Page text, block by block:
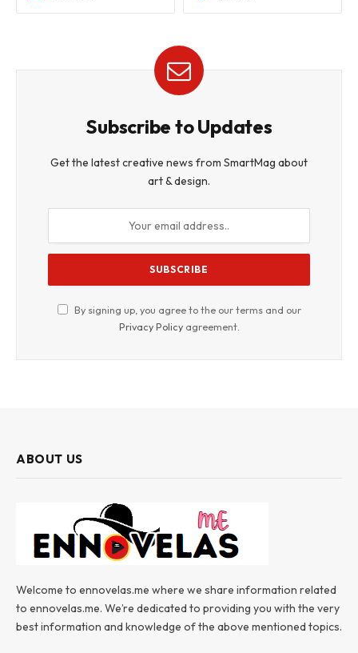
Subscribe to Updates
Get the latest creative news from SmartMag about
art & design.
By signing up, you agree to the our terms and our
Privacy Policyagreement.
ABOUT US
Welcome to ennovelas.me where we share information related
to ennovelas.me. We’re dedicated to providing you with the very
best information and knowledge of the above mentioned topics.